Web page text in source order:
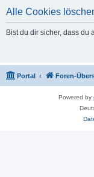
Alle Cookies
Bist du dir sicher, dass du
Portal Foren-
Powered by